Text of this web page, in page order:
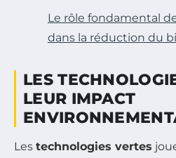
Le rôle fondamental
dans la réduction du
LES
LEUR IMPACT
Les technologies vertes